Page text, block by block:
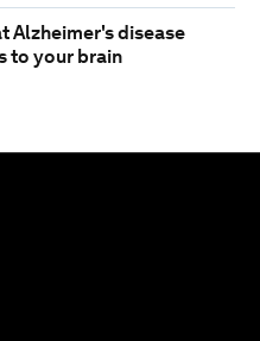
Alzheimer's disease
to your brain